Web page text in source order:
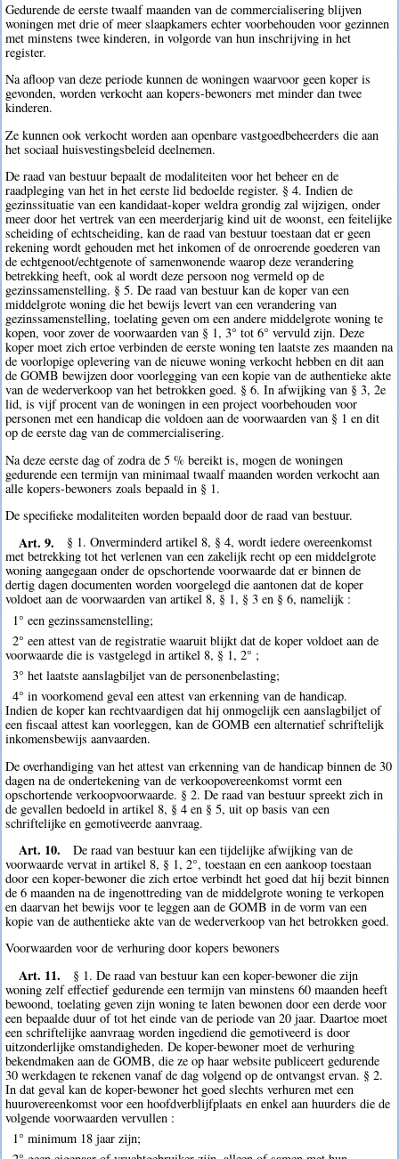
Gedurende de eerste twaalf maanden van de commercialisering blijven
woningen met drie of meer slaapkamers echter voorbehouden voor gezinnen
met minstens twee kinderen, in volgorde van hun inschrijving in het
register.
Na afloop van deze periode kunnen de woningen waarvoor geen koper is
gevonden, worden verkocht aan kopers-bewoners met minder dan twee
kinderen.
Ze kunnen ook verkocht worden aan openbare vastgoedbeheerders die aan
het sociaal huisvestingsbeleid deelnemen.
De raad van bestuur bepaalt de modaliteiten voor het beheer en de
raadpleging van het in het eerste lid bedoelde register. § 4. Indien de
gezinssituatie van een kandidaat-koper weldra grondig zal wijzigen, onder
meer door het vertrek van een meerderjarig kind uit de woonst, een feitelijke
scheiding of echtscheiding, kan de raad van bestuur toestaan dat er geen
rekening wordt gehouden met het inkomen of de onroerende goederen van
de echtgenoot/echtgenote of samenwonende waarop deze verandering
betrekking heeft, ook al wordt deze persoon nog vermeld op de
gezinssamenstelling. § 5. De raad van bestuur kan de koper van een
middelgrote woning die het bewijs levert van een verandering van
gezinssamenstelling, toelating geven om een andere middelgrote woning te
kopen, voor zover de voorwaarden van § 1, 3° tot 6° vervuld zijn. Deze
koper moet zich ertoe verbinden de eerste woning ten laatste zes maanden na
de voorlopige oplevering van de nieuwe woning verkocht hebben en dit aan
de GOMB bewijzen door voorlegging van een kopie van de authentieke akte
van de wederverkoop van het betrokken goed. § 6. In afwijking van § 3, 2e
lid, is vijf procent van de woningen in een project voorbehouden voor
personen met een handicap die voldoen aan de voorwaarden van § 1 en dit
op de eerste dag van de commercialisering.
Na deze eerste dag of zodra de 5 % bereikt is, mogen de woningen
gedurende een termijn van minimaal twaalf maanden worden verkocht aan
alle kopers-bewoners zoals bepaald in § 1.
De specifieke modaliteiten worden bepaald door de raad van bestuur.
Art. 9.
§ 1. Onverminderd artikel 8, § 4, wordt iedere overeenkomst
met betrekking tot het verlenen van een zakelijk recht op een middelgrote
woning aangegaan onder de opschortende voorwaarde dat er binnen de
dertig dagen documenten worden voorgelegd die aantonen dat de koper
voldoet aan de voorwaarden van artikel 8, § 1, § 3 en § 6, namelijk :
1° een gezinssamenstelling;
2° een attest van de registratie waaruit blijkt dat de koper voldoet aan de
voorwaarde die is vastgelegd in artikel 8, § 1, 2° ;
3° het laatste aanslagbiljet van de personenbelasting;
4° in voorkomend geval een attest van erkenning van de handicap.
Indien de koper kan rechtvaardigen dat hij onmogelijk een aanslagbiljet of
een fiscaal attest kan voorleggen, kan de GOMB een alternatief schriftelijk
inkomensbewijs aanvaarden.
De overhandiging van het attest van erkenning van de handicap binnen de 30
dagen na de ondertekening van de verkoopovereenkomst vormt een
opschortende verkoopvoorwaarde. § 2. De raad van bestuur spreekt zich in
de gevallen bedoeld in artikel 8, § 4 en § 5, uit op basis van een
schriftelijke en gemotiveerde aanvraag.
Art. 10.
De raad van bestuur kan een tijdelijke afwijking van de
voorwaarde vervat in artikel 8, § 1, 2°, toestaan en een aankoop toestaan
door een koper-bewoner die zich ertoe verbindt het goed dat hij bezit binnen
de 6 maanden na de ingenottreding van de middelgrote woning te verkopen
en daarvan het bewijs voor te leggen aan de GOMB in de vorm van een
kopie van de authentieke akte van de wederverkoop van het betrokken goed.
Voorwaarden voor de verhuring door kopers bewoners
Art. 11.
§ 1. De raad van bestuur kan een koper-bewoner die zijn
woning zelf effectief gedurende een termijn van minstens 60 maanden heeft
bewoond, toelating geven zijn woning te laten bewonen door een derde voor
een bepaalde duur of tot het einde van de periode van 20 jaar. Daartoe moet
een schriftelijke aanvraag worden ingediend die gemotiveerd is door
uitzonderlijke omstandigheden. De koper-bewoner moet de verhuring
bekendmaken aan de GOMB, die ze op haar website publiceert gedurende
30 werkdagen te rekenen vanaf de dag volgend op de ontvangst ervan. § 2.
In dat geval kan de koper-bewoner het goed slechts verhuren met een
huurovereenkomst voor een hoofdverblijfplaats en enkel aan huurders die de
volgende voorwaarden vervullen :
1° minimum 18 jaar zijn;